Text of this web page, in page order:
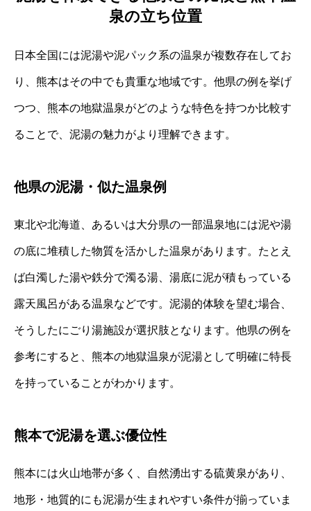
泉の立ち位置
日本全国には泥湯や泥パック系の温泉が複数存在してお
り、熊本はその中でも貴重な地域です。他県の例を挙げ
つつ、熊本の地獄温泉がどのような特色を持つか比較す
ることで、泥湯の魅力がより理解できます。
他県の泥湯・似た温泉例
東北や北海道、あるいは大分県の一部温泉地には泥や湯
の底に堆積した物質を活かした温泉があります。たとえ
ば白濁した湯や鉄分で濁る湯、湯底に泥が積もっている
露天風呂がある温泉などです。泥湯的体験を望む場合、
そうしたにごり湯施設が選択肢となります。他県の例を
参考にすると、熊本の地獄温泉が泥湯として明確に特長
を持っていることがわかります。
熊本で泥湯を選ぶ優位性
熊本には火山地帯が多く、自然湧出する硫黄泉があり、
地形・地質的にも泥湯が生まれやすい条件が揃っていま